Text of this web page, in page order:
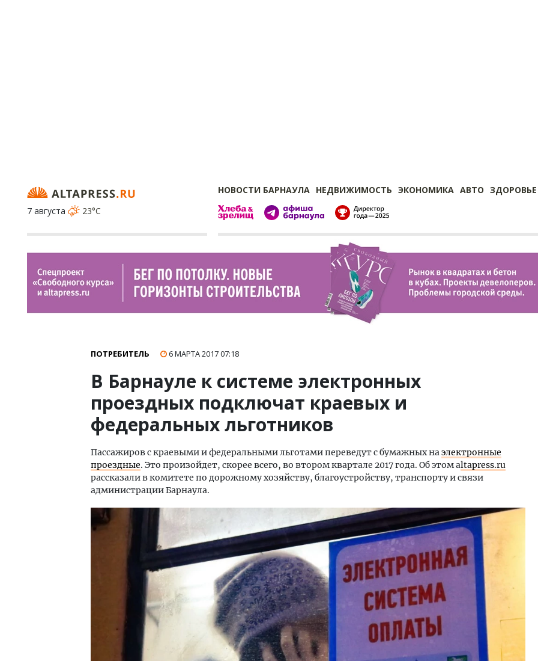
НОВОСТИ БАРНАУЛА НЕДВИЖИМОСТЬ ЭКОНОМИКА АВТО ЗДОРОВЬЕ
7 августа
23°C
ПОТРЕБИТЕЛЬ 6 МАРТА 201707:18
В Барнауле к системе электронных
проездных подключат краевых и
федеральных льготников
Пассажиров с краевыми и федеральными льготами переведут с бумажных наэлектронные
проездные. Это произойдет, скорее всего, во втором квартале 2017 года. Об этом altapress.ru
рассказали в комитете по дорожному хозяйству, благоустройству, транспорту и связи
администрации Барнаула.
Архитектурный код начинается с
земли. Мощение крупноформатными
Ищем новые берега. Гендиректор
«Жилищной инициативы» Юрий
Смелость архитектурных
Генеральный директор